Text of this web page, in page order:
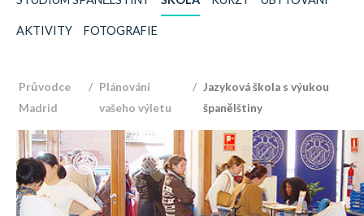
AKTIVITY FOTOGRAFIE
Průvodce
Madrid
Plánování
vašeho výletu
Jazyková škola s výukou
španělštiny